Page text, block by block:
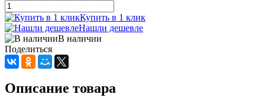
Купить в 1 клик
Нашли дешевле
В наличии
Поделиться
Описание товара